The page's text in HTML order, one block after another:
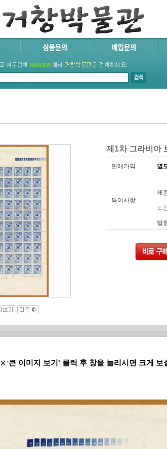
제1차 그라비아
판매가격 별
특이사항
제
도
발
※ '큰 이미지 보기' 클릭 후 창을 늘리시면 크게 보